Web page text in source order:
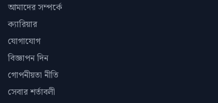
আমাদের সম্পর্কে
ক্যারিয়ার
যোগাযোগ
বিজ্ঞাপন দিন
গোপনীয়তা নীতি
সেবার শর্তাবলী